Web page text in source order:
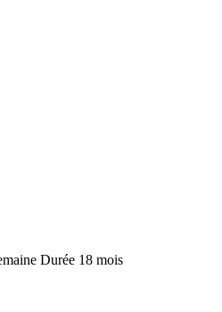
Durée 18 mois